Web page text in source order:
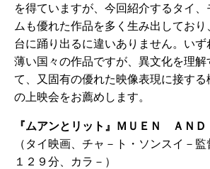
を得ていますが、今回紹介するタイ
ムも優れた作品を多く生み出してお
台に踊り出るに違いありません。い
薄い国々の作品ですが、異文化を理解
て、又固有の優れた映像表現に接す
の上映会をお薦めします。
『ムアンとリット』ＭＵＥＮ ＡＮ
（タイ映画、チャ－ト・ソンスイ－監
１２９分、カラ－）